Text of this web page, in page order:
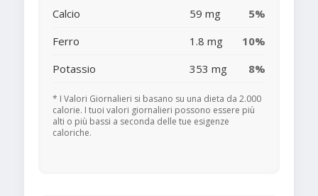
Calcio
59 mg
5%
Ferro
1.8 mg
10%
Potassio
353 mg 8%
* I Valori Giornalieri si basano su una dieta da 2.000
calorie. I tuoi valori giornalieri possono essere più
alti o più bassi a seconda delle tue esigenze
caloriche.